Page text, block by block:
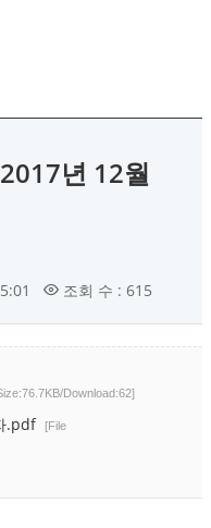
년 12월
조회 수 : 615
Download:62]
.pdf [File